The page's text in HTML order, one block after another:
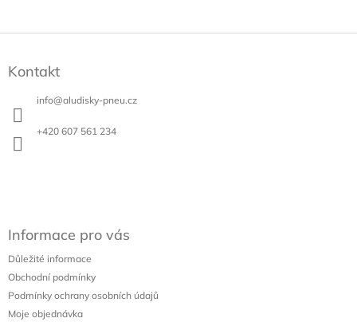
Kontakt
info@aludisky-pneu.cz
+420 607 561 234
Informace pro vás
Důležité informace
Obchodní podmínky
Podmínky ochrany osobních údajů
Moje objednávka